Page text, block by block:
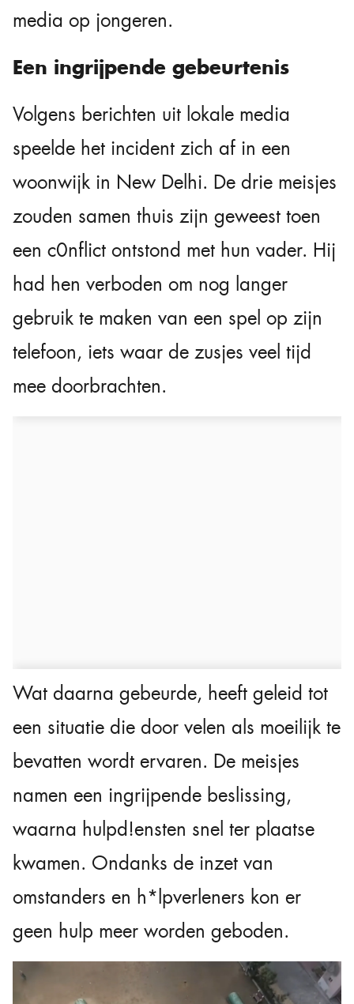
media op jongeren.
Een ingrijpende gebeurtenis
Volgens berichten uit lokale media
speelde het incident zich af in een
woonwijk in New Delhi. De drie meisjes
zouden samen thuis zijn geweest toen
een c0nflict ontstond met hun vader. Hij
had hen verboden om nog langer
gebruik te maken van een spel op zijn
telefoon, iets waar de zusjes veel tijd
mee doorbrachten.
Wat daarna gebeurde, heeft geleid tot
een situatie die door velen als moeilijk te
bevatten wordt ervaren. De meisjes
namen een ingrijpende beslissing,
waarna hulpd!ensten snel ter plaatse
kwamen. Ondanks de inzet van
omstanders en h*lpverleners kon er
geen hulp meer worden geboden.